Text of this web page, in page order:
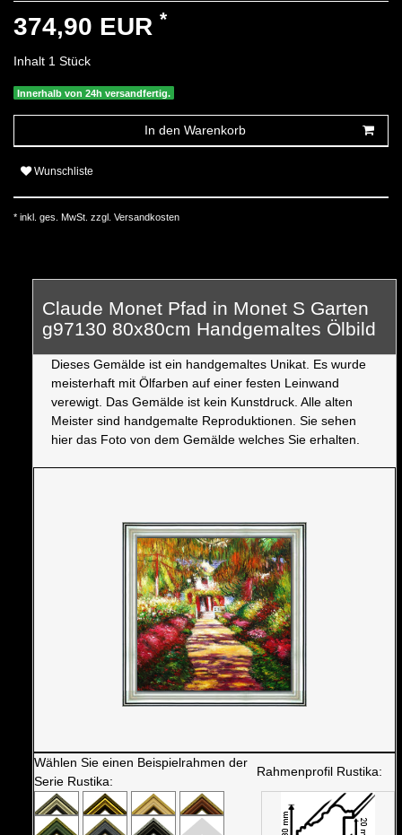
374,90 EUR *
Inhalt 1 Stück
Innerhalb von 24h versandfertig.
In den Warenkorb
Wunschliste
* inkl. ges. MwSt. zzgl. Versandkosten
Claude Monet Pfad in Monet S Garten
g97130 80x80cm Handgemaltes Ölbild
Dieses Gemälde ist ein handgemaltes Unikat. Es wurde
meisterhaft mit Ölfarben auf einer festen Leinwand
verewigt. Das Gemälde ist kein Kunstdruck. Alle alten
Meister sind handgemalte Reproduktionen. Sie sehen
hier das Foto von dem Gemälde welches Sie erhalten.
Wählen Sie einen Beispielrahmen der
Serie Rustika:
Rahmenprofil Rustika: